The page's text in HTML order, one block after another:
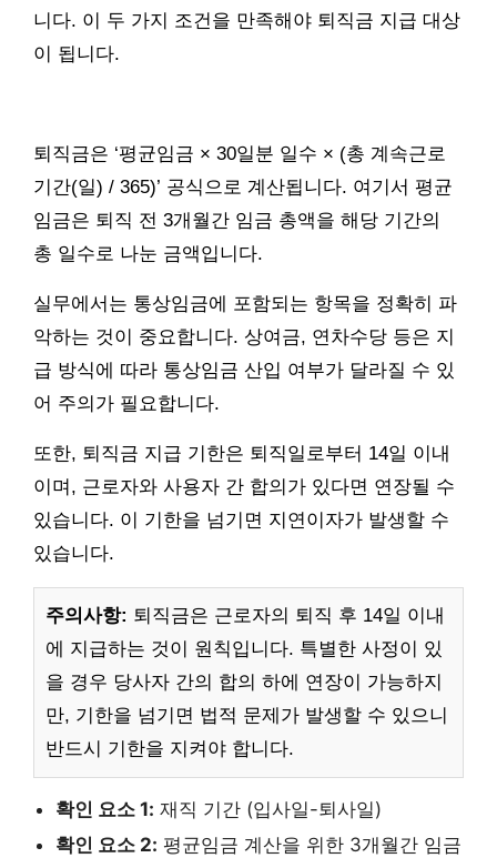
니다. 이 두 가지 조건을 만족해야 퇴직금 지급 대상
이 됩니다.
퇴직금은 ‘평균임금 × 30일분 일수 × (총 계속근로
기간(일) / 365)’ 공식으로 계산됩니다. 여기서 평균
임금은 퇴직 전 3개월간 임금 총액을 해당 기간의
총 일수로 나눈 금액입니다.
실무에서는 통상임금에 포함되는 항목을 정확히 파
악하는 것이 중요합니다. 상여금, 연차수당 등은 지
급 방식에 따라 통상임금 산입 여부가 달라질 수 있
어 주의가 필요합니다.
또한, 퇴직금 지급 기한은 퇴직일로부터 14일 이내
이며, 근로자와 사용자 간 합의가 있다면 연장될 수
있습니다. 이 기한을 넘기면 지연이자가 발생할 수
있습니다.
주의사항: 퇴직금은 근로자의 퇴직 후 14일 이내
에 지급하는 것이 원칙입니다. 특별한 사정이 있
을 경우 당사자 간의 합의 하에 연장이 가능하지
만, 기한을 넘기면 법적 문제가 발생할 수 있으니
반드시 기한을 지켜야 합니다.
확인 요소 1: 재직 기간 (입사일-퇴사일)
확인 요소 2: 평균임금 계산을 위한 3개월간 임금